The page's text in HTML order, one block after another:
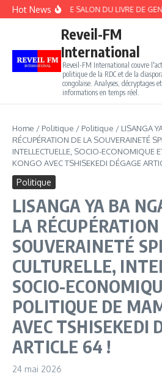
Aller au contenu
Hot NewsAPRÈS LE SALON DU LIVRE DE
Reveil-FM
International
Reveil-FM International couvre
politique de la RDC et de la
congolaise. Analyses, décryptages et
informations en temps réel.
Home / Politique / Politique / LISANGA
RÉCUPÉRATION DE LA SOUVERAINETÉ
INTELLECTUELLE, SOCIO-ECONOMIQUE
KONGO AVEC TSHISEKEDI DÉGAGE
Politique
LISANGA YA BA
LA
SOUVERAINETÉ
CULTURELLE,
SOCIO-
POLITIQUE DE
AVEC TSHISEKEDI
ARTICLE 64 !
24 mai 2026